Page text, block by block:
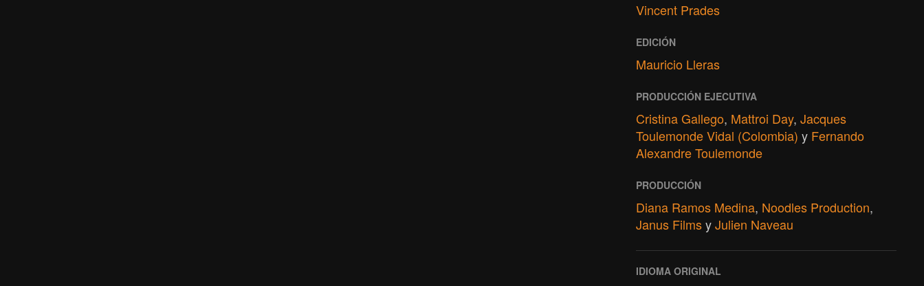
Vincent Prades
EDICIÓN
Mauricio Lleras
PRODUCCIÓN EJECUTIVA
Cristina Gallego, Mattroi Day, Jacques
Toulemonde Vidal (Colombia) y Fernando
Alexandre Toulemonde
PRODUCCIÓN
Diana Ramos Medina, Noodles Production,
Janus FilmsyJulien Naveau
IDIOMA ORIGINAL